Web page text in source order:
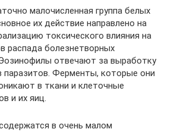
малочисленная группа белых
их действие направлено на
токсического влияния на
распада болезнетворных
отвечают за выработку
паразитов. Ферменты, которые они
в ткани и клеточные
и их яиц.
в очень малом